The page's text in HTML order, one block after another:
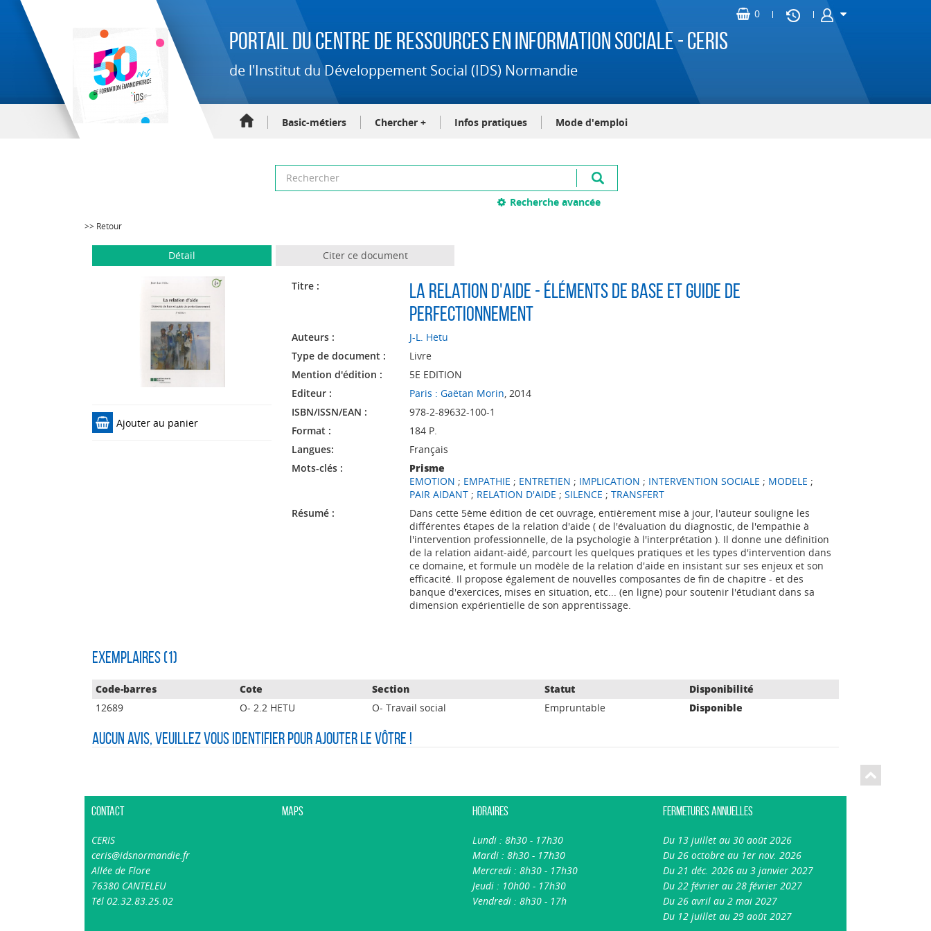
Portail du Centre de Ressources en Information Sociale - CERIS
de l'Institut du Développement Social (IDS) Normandie
Basic-métiers Chercher + Infos pratiques Mode d'emploi
Recherche avancée
>> Retour
Détail Citer ce document
Ajouter au panier
Titre :
La relation d'aide - Éléments de base et guide de
perfectionnement
Auteurs :
J-L. Hetu
Type de document :
Livre
Mention d'édition :
5E EDITION
Editeur :
Paris : Gaëtan Morin, 2014
ISBN/ISSN/EAN :
978-2-89632-100-1
Format :
184 P.
Langues:
Français
Mots-clés :
Prisme
EMOTION ; EMPATHIE ; ENTRETIEN ; IMPLICATION ; INTERVENTION SOCIALE ; MODELE ;
PAIR AIDANT; RELATION D'AIDE ; SILENCE ; TRANSFERT
Résumé :
Dans cette 5ème édition de cet ouvrage, entièrement mise à jour, l'auteur souligne les
différentes étapes de la relation d'aide ( de l'évaluation du diagnostic, de l'empathie à
l'intervention professionnelle, de la psychologie à l'interprétation ). Il donne une définition
de la relation aidant-aidé, parcourt les quelques pratiques et les types d'intervention dans
ce domaine, et formule un modèle de la relation d'aide en insistant sur ses enjeux et son
efficacité. Il propose également de nouvelles composantes de fin de chapitre - et des
banque d'exercices, mises en situation, etc... (en ligne) pour soutenir l'étudiant dans sa
dimension expérientielle de son apprentissage.
Exemplaires (1)
Code-barres Cote Section Statut
Disponibilité
12689
O- 2.2 HETU O- Travail social Empruntable Disponible
Aucun avis, veuillez vous identifier pour ajouter le vôtre !
Contact
CERIS
ceris@idsnormandie.fr
Allée de Flore
76380 CANTELEU
Tél 02.32.83.25.02
Maps Horaires
Lundi : 8h30 - 17h30
Mardi : 8h30 - 17h30
Mercredi : 8h30 - 17h30
Jeudi : 10h00 - 17h30
Vendredi : 8h30 - 17h
Fermetures annuelles
Du 13 juillet au 30 août 2026
Du 26 octobre au 1er nov. 2026
Du 21 déc. 2026 au 3 janvier 2027
Du 22 février au 28 février 2027
Du 26 avril au 2 mai 2027
Du 12 juillet au 29 août 2027